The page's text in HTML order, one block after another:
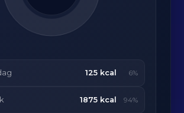
125 kcal 6%
1875 kcal 94%